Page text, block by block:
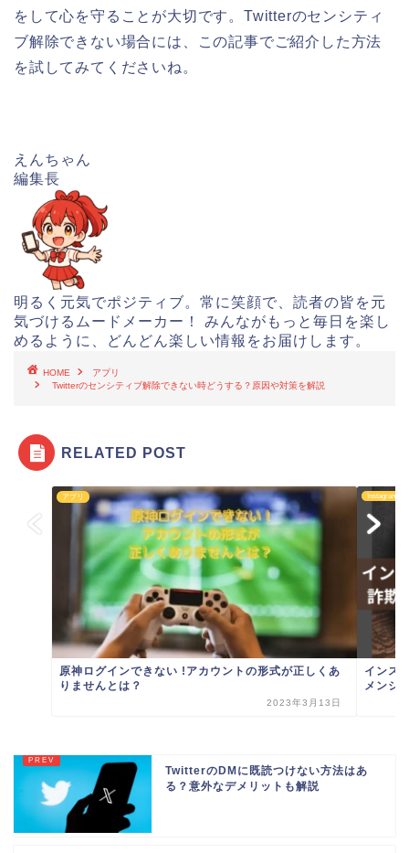
をして心を守ることが大切です。Twitterのセンシティ
ブ解除できない場合には、この記事でご紹介した方法
を試してみてくださいね。
えんちゃん
編集長
明るく元気でポジティブ。常に笑顔で、読者の皆を元
気づけるムードメーカー！ みんながもっと毎日を楽し
めるように、どんどん楽しい情報をお届けします。
HOME
アプリ
Twitterのセンシティブ解除できない時どうする？原因や対策を解説
RELATED POST
アプリ
原神ログインできない !アカウントの形式が正しくあ
りませんとは？
2023年3月13日
Instagram
インス
メンシ
TwitterのDMに既読つけない方法はあ
る？意外なデメリットも解説